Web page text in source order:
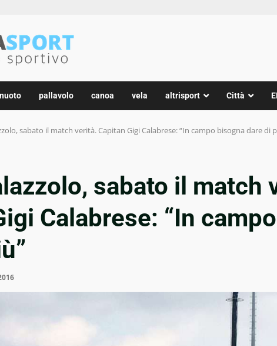
pallavolo canoa vela altrisport Città
sabato il match verità. Capitan Gigi Calabrese: “In campo bisogna dare di
sabato il match
Calabrese: “In